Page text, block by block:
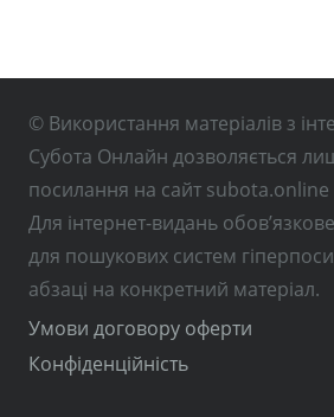
© Використання матеріалів з
Субота Онлайн дозволяється
посилання на сайт subota.online
Для інтернет-видань
для пошукових систем
абзаці на конкретний матеріал.
Умови договору оферти
Конфіденційність